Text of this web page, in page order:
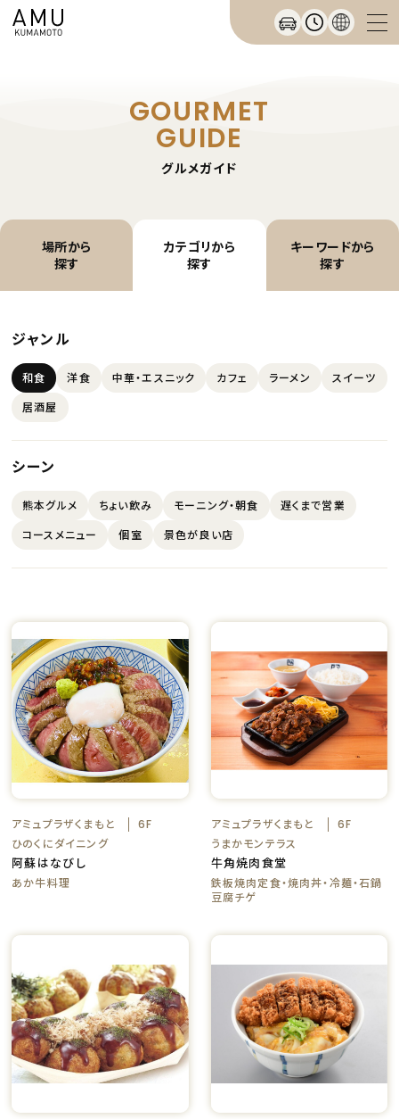
GOURMET
GUIDE
グルメガイド
場所から
探す
カテゴリから
探す
キーワードから
探す
ジャンル
和食 洋食 中華・エスニック カフェ ラーメン
スイーツ
居酒屋
シーン
熊本グルメ ちょい飲み モーニング・朝食
遅くまで営業
コースメニュー
個室 景色が良い店
アミュプラザくまもと
6F
ひのくにダイニング
阿蘇はなびし
あか牛料理
アミュプラザくまもと
6F
うまかモンテラス
牛角焼肉食堂
鉄板焼肉定食・焼肉丼・冷麺・石鍋
豆腐チゲ